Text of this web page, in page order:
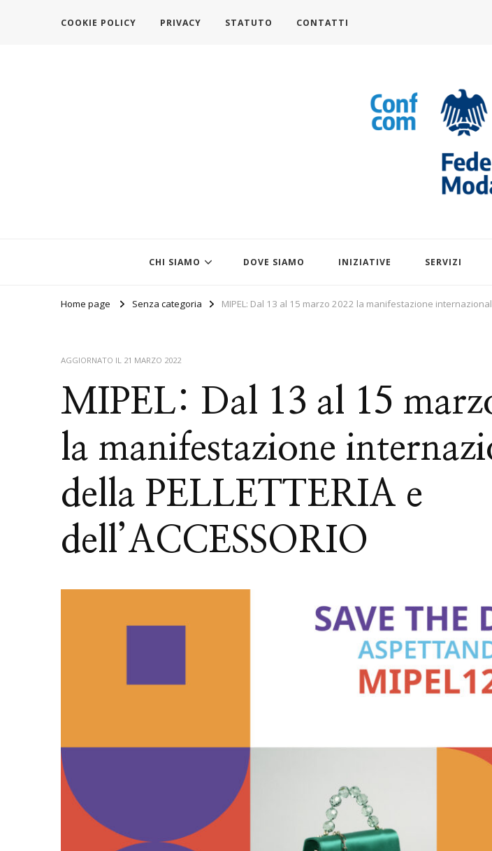
COOKIE POLICY PRIVACY STATUTO CONTATTI
CHI SIAMO DOVE SIAMO INIZIATIVE SERVIZI
Home page Senza categoria MIPEL: Dal 13 al 15 marzo 2022 la manifestazione internazionale
AGGIORNATO IL 21 MARZO 2022
MIPEL: Dal 13 al 15
la manifestazione
della PELLETTERIA e
dell’ACCESSORIO